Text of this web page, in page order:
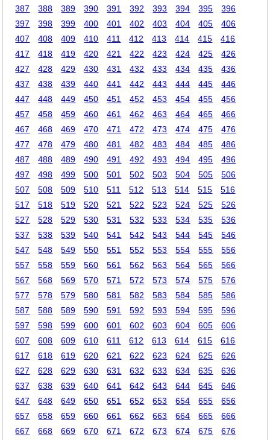
387 388 389 390 391 392 393 394 395
396
397
398 399 400 401 402 403 404 405
406
407
408 409 410 411 412 413 414 415
416
417
418 419 420 421 422 423 424 425
426
427
428 429 430 431 432 433 434 435
436
437
438 439 440 441 442 443 444 445
446
447
448 449 450 451 452 453 454 455
456
457
458 459 460 461 462 463 464 465
466
467
468 469 470 471 472 473 474 475
476
477
478 479 480 481 482 483 484 485
486
487
488 489 490 491 492 493 494 495
496
497
498 499 500 501 502 503 504 505
506
507
508 509 510 511 512 513 514 515
516
517
518 519 520 521 522 523 524 525
526
527
528 529 530 531 532 533 534 535
536
537
538 539 540 541 542 543 544 545
546
547
548 549 550 551 552 553 554 555
556
557
558 559 560 561 562 563 564 565
566
567
568 569 570 571 572 573 574 575
576
577
578 579 580 581 582 583 584 585
586
587
588 589 590 591 592 593 594 595
596
597
598 599 600 601 602 603 604 605
606
607
608 609 610 611 612 613 614 615
616
617
618 619 620 621 622 623 624 625
626
627
628 629 630 631 632 633 634 635
636
637
638 639 640 641 642 643 644 645
646
647
648 649 650 651 652 653 654 655
656
657
658 659 660 661 662 663 664 665
666
667
668 669 670 671 672 673 674 675
676